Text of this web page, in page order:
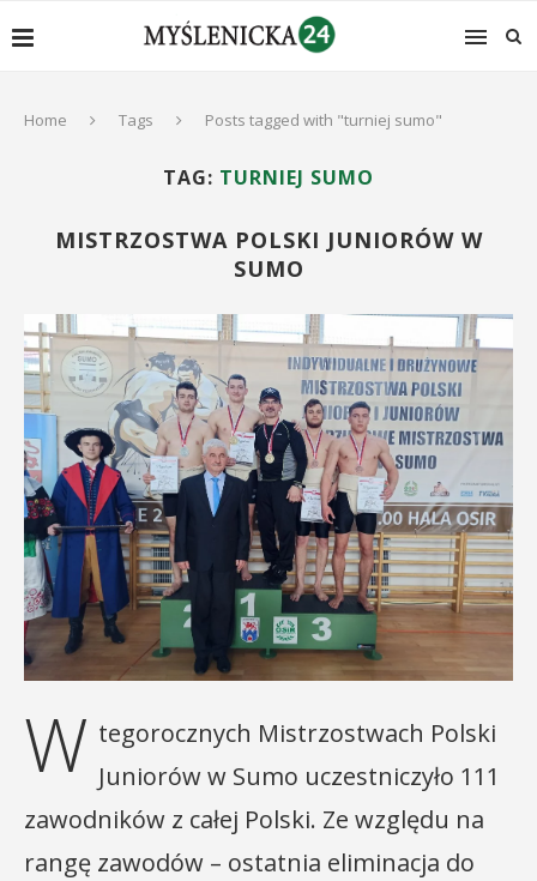
Home Tags Posts tagged with "turniej sumo"
TAG: TURNIEJ SUMO
MISTRZOSTWA POLSKI JUNIORÓW W
SUMO
W tegorocznych Mistrzostwach Polski
Juniorów w Sumo uczestniczyło 111
zawodników z całej Polski. Ze względu na
rangę zawodów – ostatnia eliminacja do